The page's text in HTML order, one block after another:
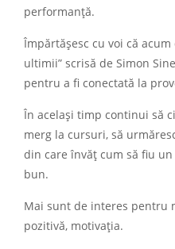
performanță.
Împărtășesc cu voi că
ultimii” scrisă de Simon
pentru a fi conectată la
În același timp continui să
merg la cursuri, să
din care învăț cum să fiu
bun.
Mai sunt de interes pentru
pozitivă, motivația.